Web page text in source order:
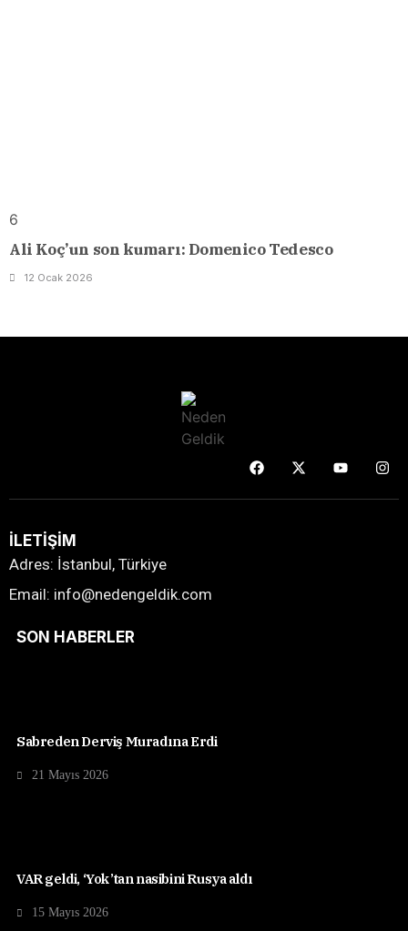
6
Ali Koç’un son kumarı: Domenico Tedesco
12 Ocak 2026
İLETIŞIM
Adres: İstanbul, Türkiye
Email: info@nedengeldik.com
SON HABERLER
Sabreden Derviş Muradına Erdi
21 Mayıs 2026
VAR geldi, ‘Yok’tan nasibini Rusya aldı
15 Mayıs 2026